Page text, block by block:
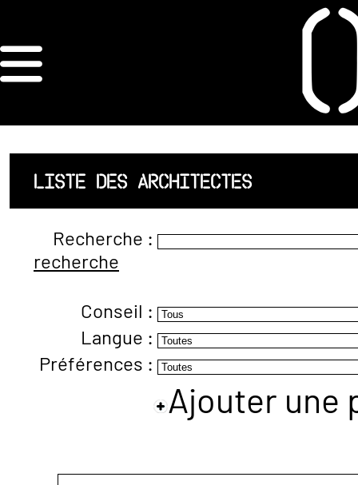
ORDRE DES
ARCHITECTES
ACCUEIL
LISTE DES
ARCHITECTES
JURISPRUDENCE
ANNEXE 4 CODT
LISTE DES ARCHITECTES
Recherche :
recherche
Conseil :
Langue :
Préférences :
Ajouter une